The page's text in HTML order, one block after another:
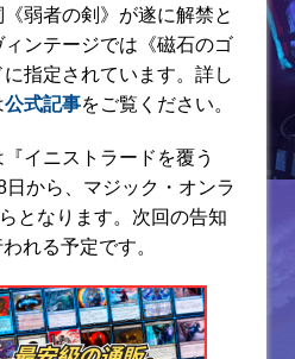
弱者の剣》が遂に解禁と
ンテージでは《磁石のゴ
指定されています。詳し
公式記事をご覧ください。
イニストラードを覆う
から、マジック・オンラ
となります。次回の告知
れる予定です。